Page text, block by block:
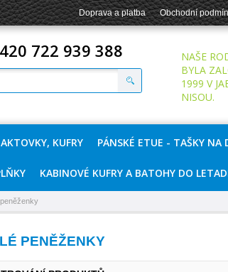
Doprava a platba Obchodní
722 939 388
NAŠE
BYLA
1999 V
NISOU.
KUFRY PÁNSKÉ ETUE - TAŠKY NA
KABINOVÉ KUFRY A BATOHY DO
PENĚŽENKY